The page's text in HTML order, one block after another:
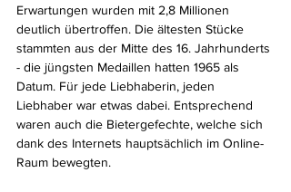
Erwartungen wurden mit 2,8 Millionen
deutlich übertroffen. Die ältesten Stücke
stammten aus der Mitte des 16. Jahrhunderts
- die jüngsten Medaillen hatten 1965 als
Datum. Für jede Liebhaberin, jeden
Liebhaber war etwas dabei. Entsprechend
waren auch die Bietergefechte, welche sich
dank des Internets hauptsächlich im Online-
Raum bewegten.